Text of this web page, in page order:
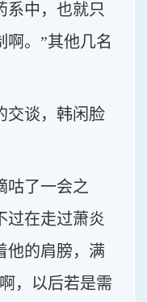
系中，也就只
啊。”其他几名
交谈，韩闲脸
咕了一会之
过在走过萧炎
他的肩膀，满
，以后若是需